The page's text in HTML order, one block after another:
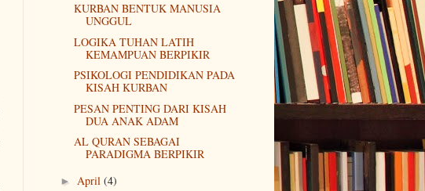
KURBAN BENTUK MANUSIA
UNGGUL
LOGIKA TUHAN LATIH
KEMAMPUAN BERPIKIR
PSIKOLOGI PENDIDIKAN PADA
KISAH KURBAN
PESAN PENTING DARI KISAH
DUA ANAK ADAM
AL QURAN SEBAGAI
PARADIGMA BERPIKIR
► April (4)